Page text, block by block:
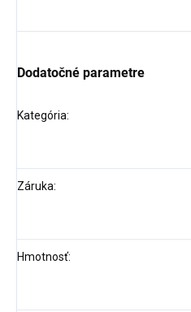
Dodatočné parametre
Kategória:
Záruka:
Hmotnosť: